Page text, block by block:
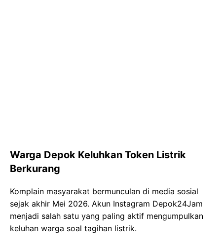
Warga Depok Keluhkan Token Listrik
Berkurang
Komplain masyarakat bermunculan di media sosial
sejak akhir Mei 2026. Akun Instagram Depok24Jam
menjadi salah satu yang paling aktif mengumpulkan
keluhan warga soal tagihan listrik.